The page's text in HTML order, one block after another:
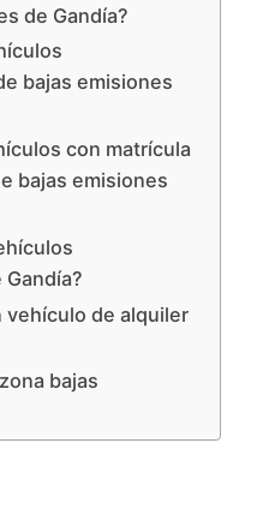
de Gandía?
bajas emisiones
con matrícula
bajas emisiones
vehículo de alquiler
bajas